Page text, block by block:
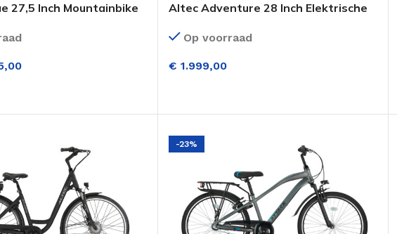
27,5 Inch Mountainbike
Altec Adventure 28 Inch Elektrische
Middenmotor Mat Zwart Hydr.disc
Op voorraad
€ 1.999,00
-23%